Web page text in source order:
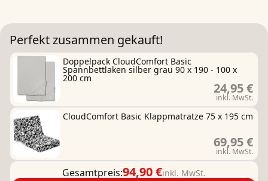
Perfekt zusammen gekauft!
Doppelpack CloudComfort Basic
Spannbettlaken silber grau 90 x 190 - 100 x
200 cm
24,95 €
inkl. MwSt.
CloudComfort Basic Klappmatratze 75 x 195 cm
69,95 €
inkl. MwSt.
Gesamtpreis:94,90 €inkl. MwSt.